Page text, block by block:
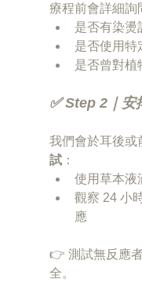
療程前會詳細詢
是否有染燙
是否使用特
是否曾對植
✅ Step 2｜安
我們會於耳後或
試：
使用草本液
觀察 24 小
應
👉 測試無反應
全。